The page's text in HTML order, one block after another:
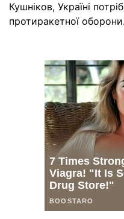
Кушніков, Україні
протиракетної оборони.